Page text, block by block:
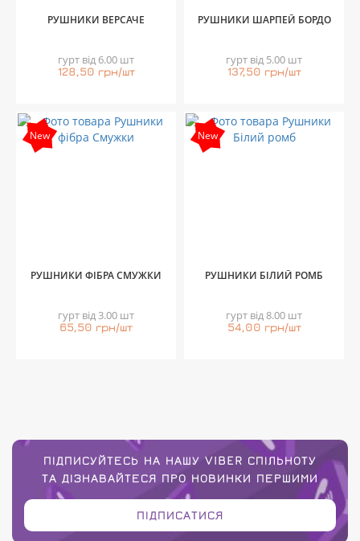
РУШНИКИ ВЕРСАЧЕ
гурт від 6.00 шт
128,50 грн/шт
РУШНИКИ ШАРПЕЙ БОРДО
гурт від 5.00 шт
137,50 грн/шт
New
РУШНИКИ ФІБРА СМУЖКИ
гурт від 3.00 шт
65,50 грн/шт
New
РУШНИКИ БІЛИЙ РОМБ
гурт від 8.00 шт
54,00 грн/шт
ПІДПИСУЙТЕСЬ НА НАШУ VIBER СПІЛЬНОТУ
ТА ДІЗНАВАЙТЕСЯ ПРО НОВИНКИ ПЕРШИМИ
ПІДПИСАТИСЯ